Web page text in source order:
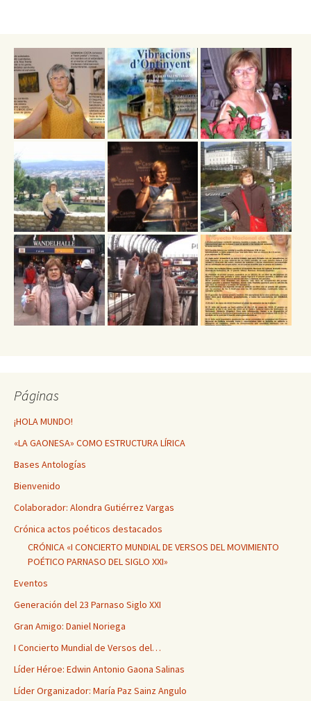
Páginas
¡HOLA MUNDO!
«LA GAONESA» COMO ESTRUCTURA LÍRICA
Bases Antologías
Bienvenido
Colaborador: Alondra Gutiérrez Vargas
Crónica actos poéticos destacados
CRÓNICA «I CONCIERTO MUNDIAL DE VERSOS DEL MOVIMIENTO
POÉTICO PARNASO DEL SIGLO XXI»
Eventos
Generación del 23 Parnaso Siglo XXI
Gran Amigo: Daniel Noriega
I Concierto Mundial de Versos del…
Líder Héroe: Edwin Antonio Gaona Salinas
Líder Organizador: María Paz Sainz Angulo